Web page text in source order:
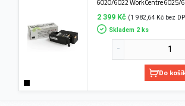
2 399 Kč (1 982,64 Kč bez
Skladem 2 ks
Do